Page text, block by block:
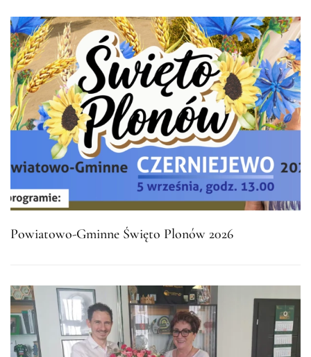
Powiatowo-Gminne Święto Plonów 2026